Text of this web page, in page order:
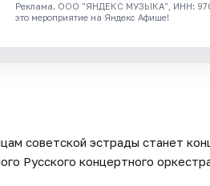
Реклама. ООО "ЯНДЕКС МУЗЫКА", ИНН:
это мероприятие на Яндекс Афише!
советской эстрады станет
Русского концертного